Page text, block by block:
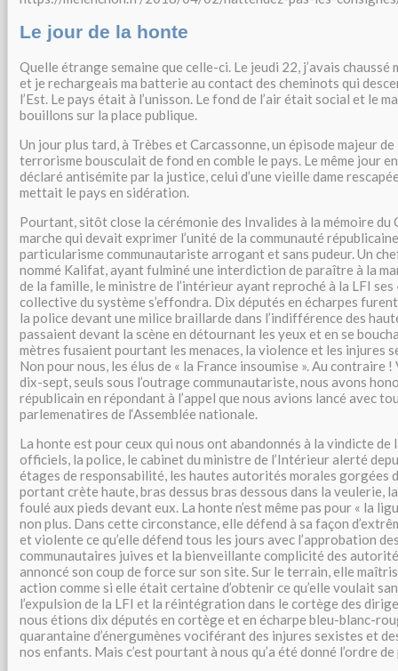
Le jour de la honte
Quelle étrange semaine que celle-ci. Le jeudi 22, j’avais
et je rechargeais ma batterie au contact des cheminots qui
l’Est. Le pays était à l’unisson. Le fond de l’air était social et le
bouillons sur la place publique.
Un jour plus tard, à Trèbes et Carcassonne, un épisode majeur
terrorisme bousculait de fond en comble le pays. Le même jour
déclaré antisémite par la justice, celui d’une vieille dame
mettait le pays en sidération.
Pourtant, sitôt close la cérémonie des Invalides à la mémoire du
marche qui devait exprimer l’unité de la communauté
particularisme communautariste arrogant et sans pudeur. Un
nommé Kalifat, ayant fulminé une interdiction de paraître à la
de la famille, le ministre de l’intérieur ayant reproché à la LFI
collective du système s’effondra. Dix députés en écharpes
la police devant une milice braillarde dans l’indifférence des
passaient devant la scène en détournant les yeux et en se
mètres fusaient pourtant les menaces, la violence et les injures
Non pour nous, les élus de « la France insoumise ». Au contraire
dix-sept, seuls sous l’outrage communautariste, nous avons
républicain en répondant à l’appel que nous avions lancé avec
parlemenatires de l‘Assemblée nationale.
La honte est pour ceux qui nous ont abandonnés à la vindicte de
officiels, la police, le cabinet du ministre de l’Intérieur alerté
étages de responsabilité, les hautes autorités morales gorgées
portant crète haute, bras dessus bras dessous dans la veulerie,
foulé aux pieds devant eux. La honte n’est même pas pour « la
non plus. Dans cette circonstance, elle défend à sa façon
et violente ce qu’elle défend tous les jours avec l’approbation
communautaires juives et la bienveillante complicité des
annoncé son coup de force sur son site. Sur le terrain, elle
action comme si elle était certaine d’obtenir ce qu’elle voulait
l’expulsion de la LFI et la réintégration dans le cortège des
nous étions dix députés en cortège et en écharpe bleu-blanc-
quarantaine d’énergumènes vociférant des injures sexistes et
nos enfants. Mais c’est pourtant à nous qu’a été donné l’ordre